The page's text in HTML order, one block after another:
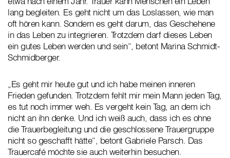
lang begleiten. Es geht nicht um das Loslassen, wie man
oft hören kann. Sondern es geht darum, das Geschehene
in das Leben zu integrieren. Trotzdem darf dieses Leben
ein gutes Leben werden und sein“, betont Marina Schmidt-
Schmidberger.
„Es geht mir heute gut und ich habe meinen inneren
Frieden gefunden. Trotzdem fehlt mir mein Mann jeden Tag,
es tut noch immer weh. Es vergeht kein Tag, an dem ich
nicht an ihn denke. Und ich weiß auch, dass ich es ohne
die Trauerbegleitung und die geschlossene Trauergruppe
nicht so geschafft hätte“, betont Gabriele Parsch. Das
Trauercafé möchte sie auch weiterhin besuchen.